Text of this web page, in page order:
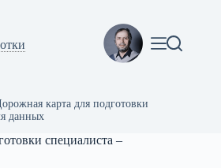
карта для подготовки
данных
специалиста –